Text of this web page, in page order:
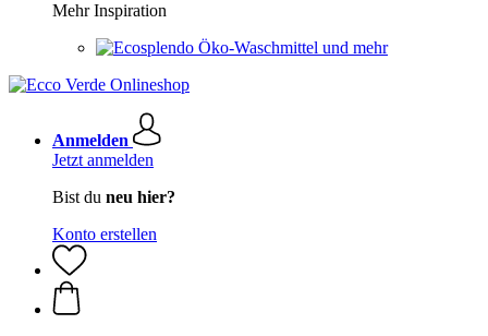
Mehr Inspiration
Öko-Waschmittel und mehr
Anmelden
Jetzt anmelden
Bist du neu hier?
Konto erstellen